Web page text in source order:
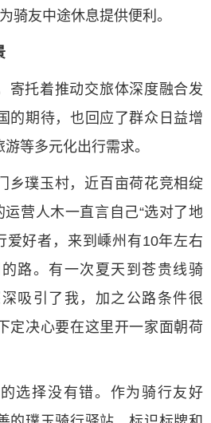
骑友中途休息提供便利。
寄托着推动交旅体深度融合发
的期待，也回应了群众日益增
等多元化出行需求。
乡璞玉村，近百亩荷花竞相绽
运营人木一直言自己“选对了地
爱好者，来到嵊州有10年左右
路。有一次夏天到苍贵线骑
吸引了我，加之公路条件很
定决心要在这里开一家面朝荷
选择没有错。作为骑行友好